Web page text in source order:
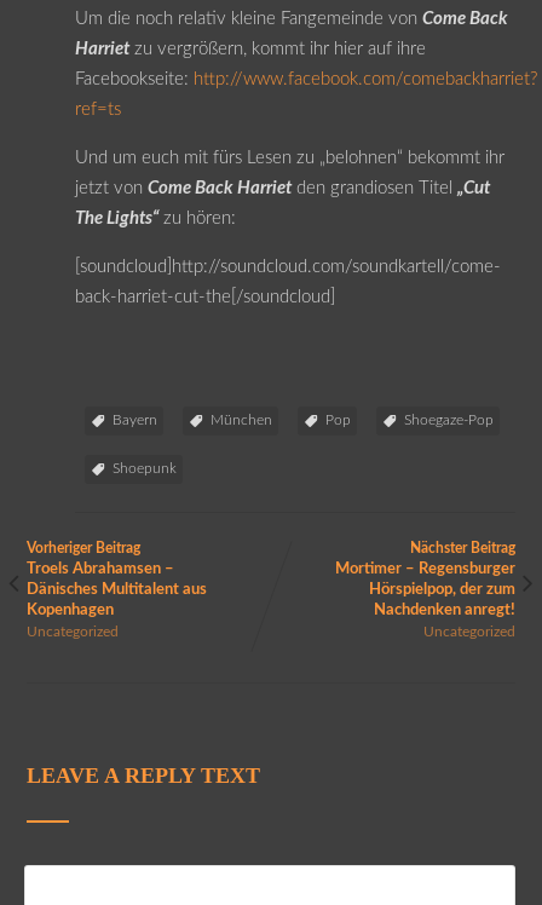
Um die noch relativ kleine Fangemeinde von Come Back
Harrietzu vergrößern, kommt ihr hier auf ihre
Facebookseite: http://www.facebook.com/comebackharriet?
ref=ts
Und um euch mit fürs Lesen zu „belohnen“ bekommt ihr
jetzt von Come Back Harrietden grandiosen Titel „Cut
The Lights“zu hören:
[soundcloud]http://soundcloud.com/soundkartell/come-
back-harriet-cut-the[/soundcloud]
Bayern München Pop Shoegaze-Pop
Shoepunk
Vorheriger Beitrag
Troels Abrahamsen –
Dänisches Multitalent aus
Kopenhagen
Uncategorized
Nächster Beitrag
Mortimer – Regensburger
Hörspielpop, der zum
Nachdenken anregt!
Uncategorized
LEAVE A REPLY TEXT